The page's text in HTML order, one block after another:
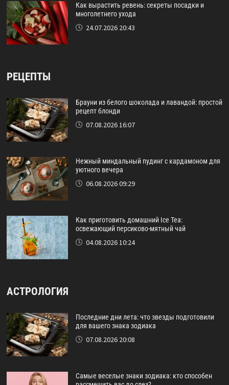
Как вырастить ревень: секреты посадки и
многолетнего ухода
24.07.2026 20:43
РЕЦЕПТЫ
Брауни из белого шоколада и лавандой: простой
рецепт блонди
07.08.2026 16:07
Нежный миндальный пудинг с кардамоном для
уютного вечера
06.08.2026 09:29
Как приготовить домашний Ice Tea:
освежающий персиково-мятный чай
04.08.2026 10:24
АСТРОЛОГИЯ
Последние дни лета: что звезды подготовили
для вашего знака зодиака
07.08.2026 20:08
Самые веселые знаки зодиака: кто способен